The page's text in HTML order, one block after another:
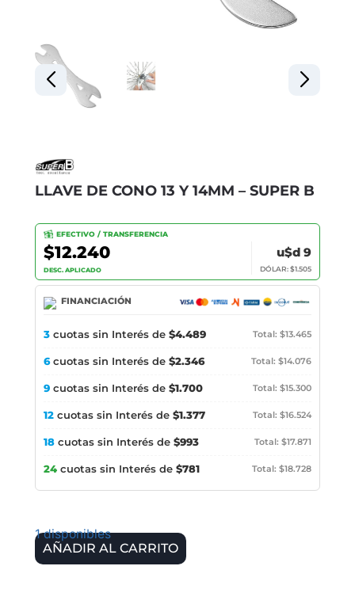
LLAVE DE CONO 13 Y 14MM – SUPER B
EFECTIVO / TRANSFERENCIA
$12.240
DESC. APLICADO
u$d 9
DÓLAR: $1.505
FINANCIACIÓN
3 cuotas sin Interés de $4.489 Total: $13.465
6cuotas sin Interés de $2.346 Total: $14.076
9 cuotas sin Interés de $1.700 Total: $15.300
12 cuotas sin Interés de $1.377 Total: $16.524
18 cuotas sin Interés de $993 Total: $17.871
24 cuotas sin Interés de $781 Total: $18.728
1 disponibles
AÑADIR AL CARRITO